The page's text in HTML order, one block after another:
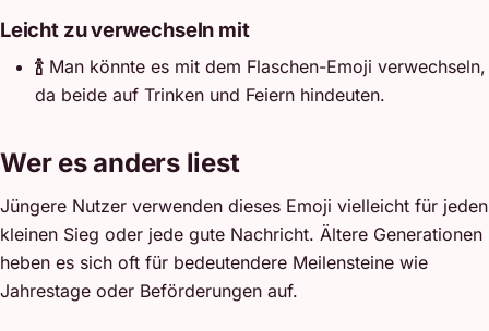
Leicht zu verwechseln mit
🍾 Man könnte es mit dem Flaschen-Emoji verwechseln,
da beide auf Trinken und Feiern hindeuten.
Wer es anders liest
Jüngere Nutzer verwenden dieses Emoji vielleicht für jeden
kleinen Sieg oder jede gute Nachricht. Ältere Generationen
heben es sich oft für bedeutendere Meilensteine wie
Jahrestage oder Beförderungen auf.